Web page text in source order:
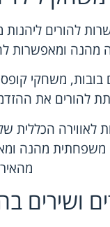
להורים
מהנה ומאפשרות
משחקי
להורים את
לאווירה
משפחתית מהנה